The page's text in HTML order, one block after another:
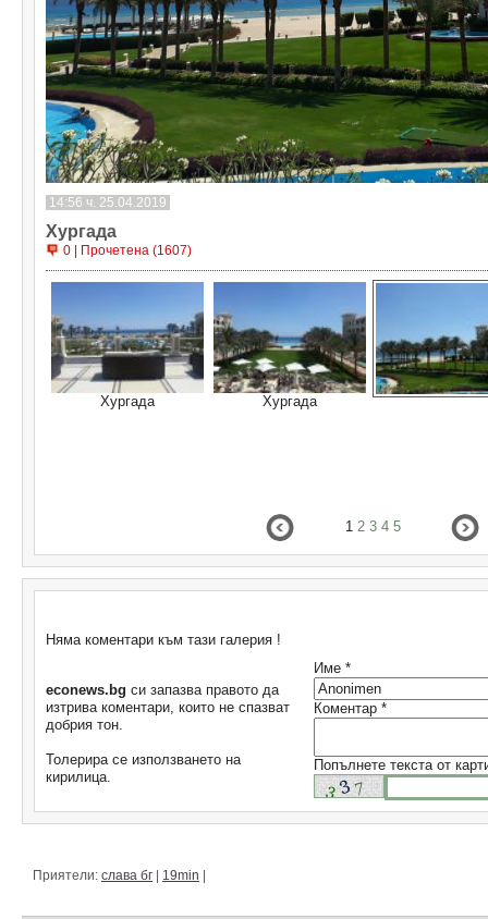
14:56 ч. 25.04.2019
Хургада
0 | Прочетена (1607)
Хургада Хургада
1 2 3 4 5
Няма коментари към тази галерия !
econews.bg си запазва правото да
изтрива коментари, които не спазват
добрия тон.
Толерира се използването на
кирилица.
Име *
Коментар *
Попълнете текста от
Приятели: слава бг 19min